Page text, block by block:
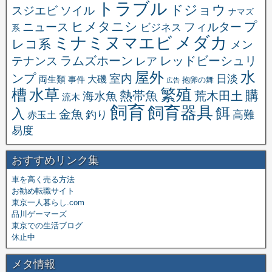
スジエビ ソイル トラブル ドジョウ ナマズ
系 ニュース ヒメタニシ ビジネス フィルター プ
レコ系 ミナミヌマエビ メダカ
メン
テナンス ラムズホーン レア レッドビーシュリ
ンプ 両生類 事件 大磯 室内 屋外 広告 抱卵の舞 日淡 水
槽 水草 流木 海水魚 熱帯魚 繁殖 荒木田土 購
入 赤玉土 金魚 釣り 飼育飼育器具餌 高難
易度
おすすめリンク集
車を高く売る方法
お勧め転職サイト
東京一人暮らし.com
品川ゲーマーズ
東京での生活ブログ
休止中
メタ情報